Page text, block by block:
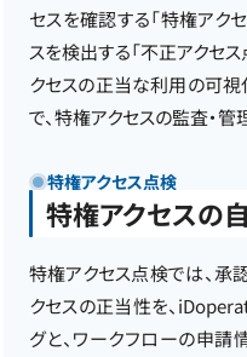
セスを確認する「特権アク
スを検出する「不正アクセ
クセスの正当な利用の可視
で、特権アクセスの監査・
特権アクセス点検
特権アクセスの
特権アクセス点検では、承
クセスの正当性を、
グと、ワークフローの申請